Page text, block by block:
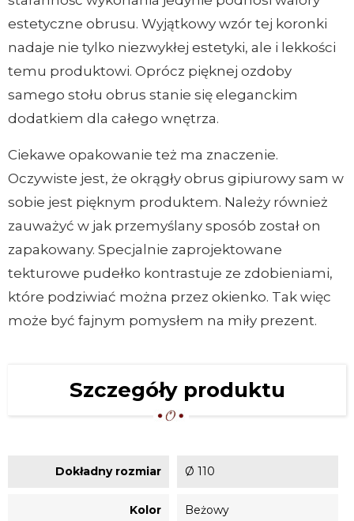
estetyczne obrusu. Wyjątkowy wzór tej koronki
nadaje nie tylko niezwykłej estetyki, ale i lekkości
temu produktowi. Oprócz pięknej ozdoby
samego stołu obrus stanie się eleganckim
dodatkiem dla całego wnętrza.
Ciekawe opakowanie też ma znaczenie.
Oczywiste jest, że okrągły obrus gipiurowy sam w
sobie jest pięknym produktem. Należy również
zauważyć w jak przemyślany sposób został on
zapakowany. Specjalnie zaprojektowane
tekturowe pudełko kontrastuje ze zdobieniami,
które podziwiać można przez okienko. Tak więc
może być fajnym pomysłem na miły prezent.
Szczegóły produktu
Dokładny rozmiar Ø 110
Kolor Beżowy